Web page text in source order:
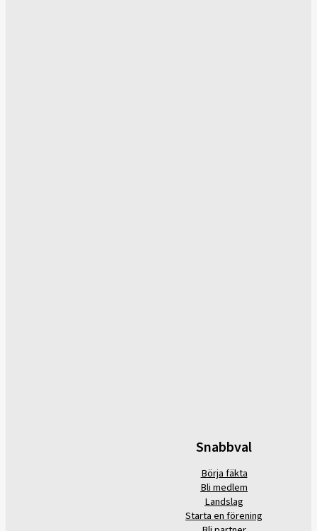
Snabbval
Börja fäkta
Bli medlem
Landslag
Starta en förening